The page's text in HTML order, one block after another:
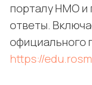
порталу НМО и
ответы.
официального
https://